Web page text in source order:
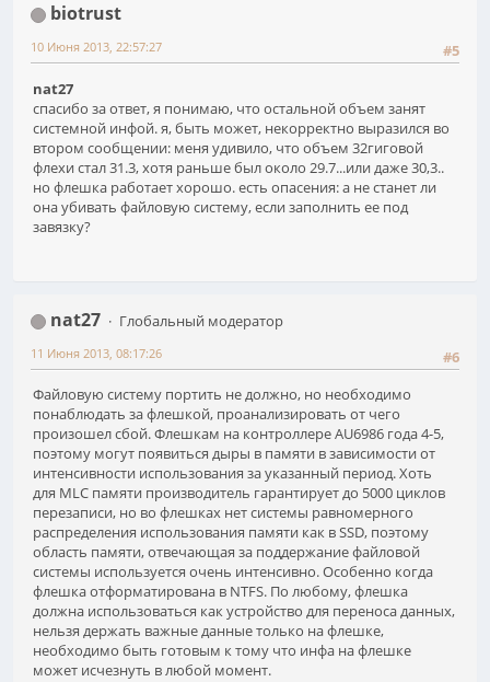
biotrust
#5
10 Июня 2013, 22:57:27
nat27
спасибо за ответ, я понимаю, что остальной объем занят
системной инфой. я, быть может, некорректно выразился во
втором сообщении: меня удивило, что объем 32гиговой
флехи стал 31.3, хотя раньше был около 29.7...или даже 30,3..
но флешка работает хорошо. есть опасения: а не станет ли
она убивать файловую систему, если заполнить ее под
завязку?
nat27
Глобальный модератор
#6
11 Июня 2013, 08:17:26
Файловую систему портить не должно, но необходимо
понаблюдать за флешкой, проанализировать от чего
произошел сбой. Флешкам на контроллере AU6986 года 4-5,
поэтому могут появиться дыры в памяти в зависимости от
интенсивности использования за указанный период. Хоть
для MLC памяти производитель гарантирует до 5000 циклов
перезаписи, но во флешках нет системы равномерного
распределения использования памяти как в SSD, поэтому
область памяти, отвечающая за поддержание файловой
системы используется очень интенсивно. Особенно когда
флешка отформатирована в NTFS. По любому, флешка
должна использоваться как устройство для переноса данных,
нельзя держать важные данные только на флешке,
необходимо быть готовым к тому что инфа на флешке
может исчезнуть в любой момент.